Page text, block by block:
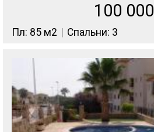
100 000
Пл: 85 м2 Спальни: 3